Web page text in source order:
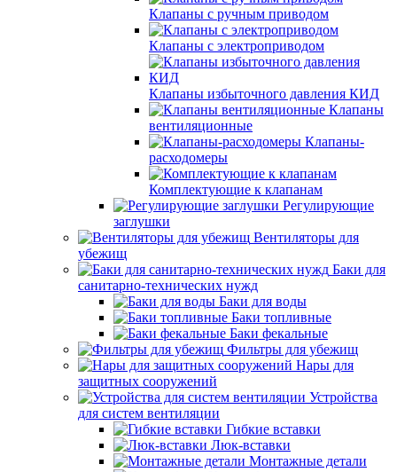
Клапаны с ручным приводом
Клапаны с электроприводом
Клапаны избыточного давления КИД
Клапаны
вентиляционные
Клапаны-
расходомеры
Комплектующие к клапанам
Регулирующие
заглушки
Вентиляторы для
убежищ
Баки для
санитарно-технических нужд
Баки для воды
Баки топливные
Баки фекальные
Фильтры для убежищ
Нары для
защитных сооружений
Устройства
для систем вентиляции
Гибкие вставки
Люк-вставки
Монтажные детали